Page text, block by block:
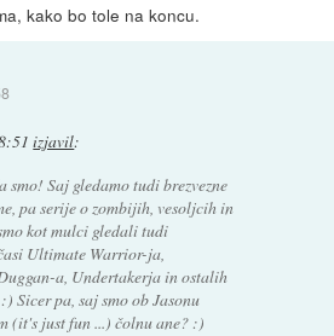
kako bo tole na koncu.
izjavil:
smo! Saj gledamo tudi brezvezne
pa serije o zombijih, vesoljcih in
kot mulci gledali tudi
Ultimate Warrior-ja,
a, Undertakerja in ostalih
Sicer pa, saj smo ob Jasonu
(it's just fun ...) čolnu ane? :)